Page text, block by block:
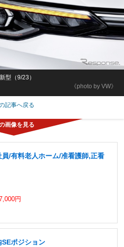
《photo by VW》
型（9/23）
記事へ戻る
員/有料老人ホーム/准看護師,正看
円
ポジション